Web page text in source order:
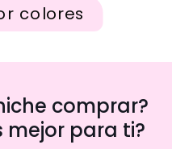
colores
comprar?
mejor para ti?